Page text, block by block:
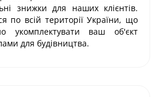
знижки для наших клієнтів.
по всій території України, що
укомплектувати ваш об'єкт
для будівництва.